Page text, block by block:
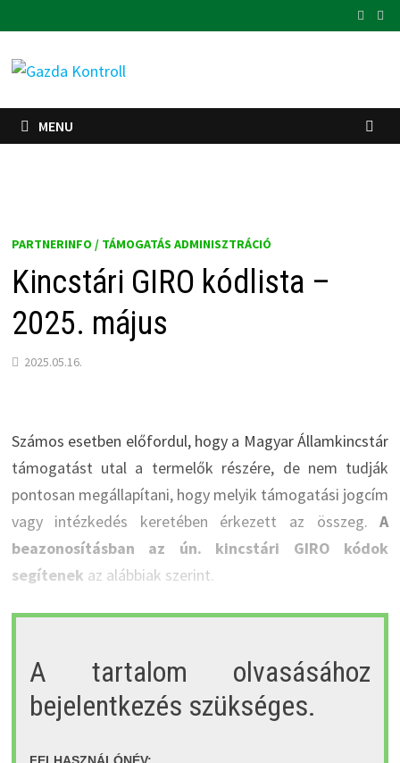
to
content
MENU
PARTNERINFO / TÁMOGATÁS ADMINISZTRÁCIÓ
Kincstári GIRO kódlista –
2025. május
2025.05.16.
Számos esetben előfordul, hogy a Magyar Államkincstár
támogatást utal a termelők részére, de nem tudják
pontosan megállapítani, hogy melyik támogatási jogcím
vagy intézkedés keretében érkezett az összeg.A
beazonosításban az ún. kincstári GIRO kódok
segítenek az alábbiak szerint.
A tartalom olvasásához
bejelentkezés szükséges.